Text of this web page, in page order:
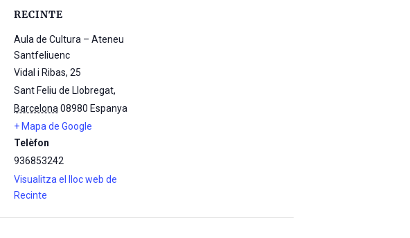
RECINTE
Aula de Cultura – Ateneu
Santfeliuenc
Vidal i Ribas, 25
Sant Feliu de Llobregat,
Barcelona 08980 Espanya
+ Mapa de Google
Telèfon
936853242
Visualitza el lloc web de
Recinte